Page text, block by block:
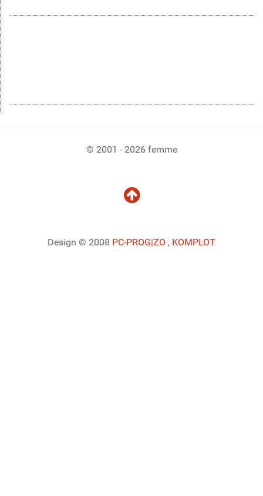
© 2001 - 2026 femme
Design © 2008 PC-PROG|ZO , KOMPLOT